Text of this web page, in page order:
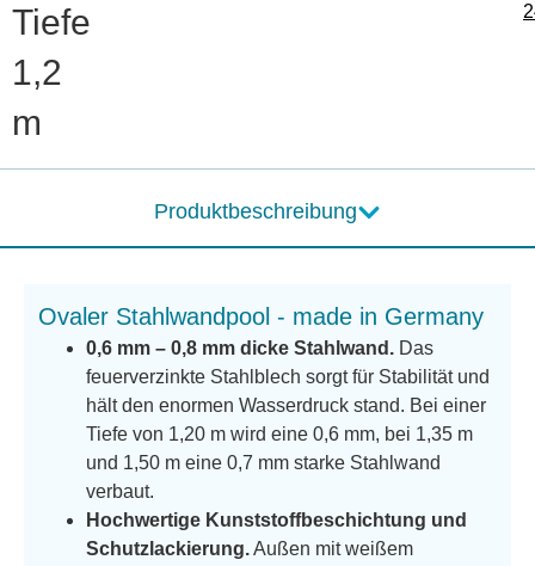
Tiefe
1,2
m
Produktbeschreibung
Ovaler Stahlwandpool - made in Germany
0,6 mm – 0,8 mm dicke Stahlwand. Das
feuerverzinkte Stahlblech sorgt für Stabilität und
hält den enormen Wasserdruck stand. Bei einer
Tiefe von 1,20 m wird eine 0,6 mm, bei 1,35 m
und 1,50 m eine 0,7 mm starke Stahlwand
verbaut.
Hochwertige Kunststoffbeschichtung und
Schutzlackierung.Außen mit weißem